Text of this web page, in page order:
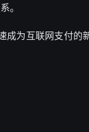
。
为互联网支付